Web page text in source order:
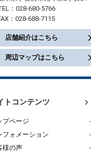
：028-680-5766
：028-688-7115
店舗紹介はこちら
周辺マップはこちら
トコンテンツ
プページ
フォメーション
様の声